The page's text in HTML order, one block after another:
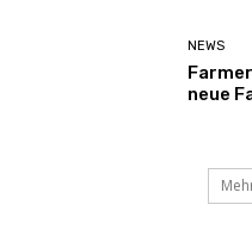
NEWS
neue